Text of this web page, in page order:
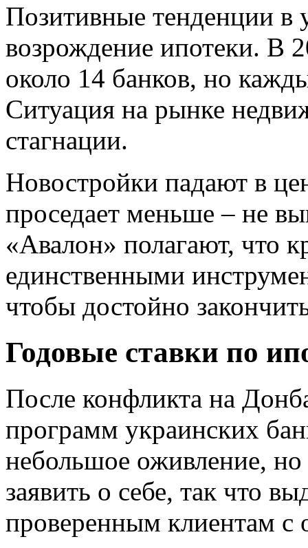
Позитивные тенденции в
возрождение ипотеки. В
около 14 банков, но
Ситуация на рынке
стагнации.
Новостройки падают в
проседает меньше – не
«Авалон» полагают, что
единственными
чтобы достойно
Годовые ставки по
После конфликта на
программ украинских
небольшое оживление,
заявить о себе, так что
проверенным клиентам с